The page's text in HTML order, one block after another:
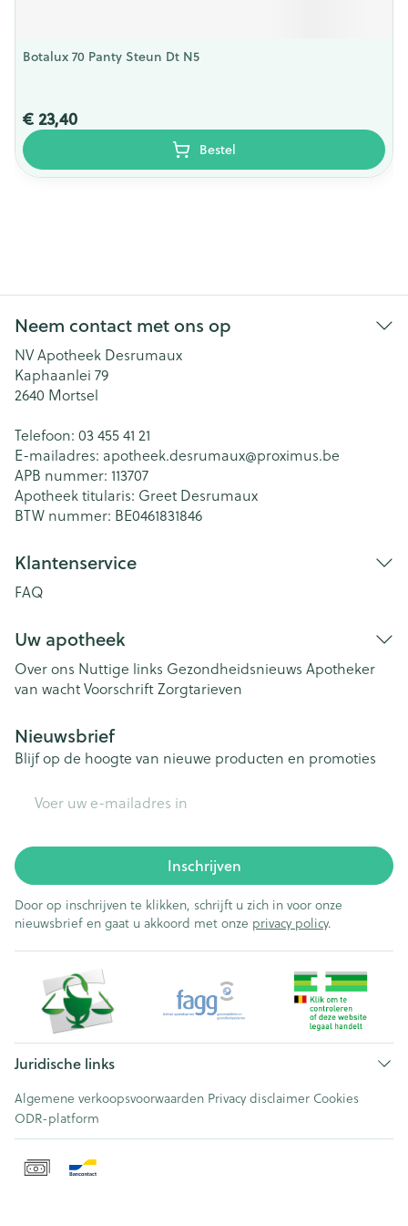
Botalux 70 Panty Steun Dt N5
€ 23,40
Bestel
Neem contact met ons op
NV Apotheek Desrumaux
Kaphaanlei 79
2640 Mortsel
Telefoon: 03 455 41 21
E-mailadres: apotheek.desrumaux@proximus.be
APB nummer: 113707
Apotheek titularis: Greet Desrumaux
BTW nummer: BE0461831846
Klantenservice
FAQ
Uw apotheek
Over ons Nuttige links Gezondheidsnieuws Apotheker
van wachtVoorschriftZorgtarieven
Nieuwsbrief
Blijf op de hoogte van nieuwe producten en promoties
Inschrijven
Door op inschrijven te klikken, schrijft u zich in voor onze
nieuwsbrief en gaat u akkoord met onze privacy policy.
Juridische links
Algemene verkoopsvoorwaarden Privacy disclaimer Cookies
ODR-platform